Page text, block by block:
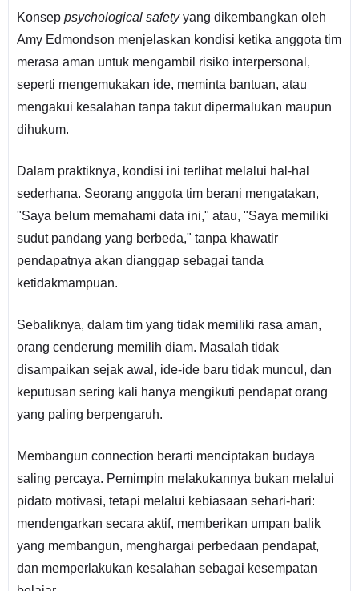
Konsep psychological safetyyang dikembangkan oleh
Amy Edmondson menjelaskan kondisi ketika anggota tim
merasa aman untuk mengambil risiko interpersonal,
seperti mengemukakan ide, meminta bantuan, atau
mengakui kesalahan tanpa takut dipermalukan maupun
dihukum.
Dalam praktiknya, kondisi ini terlihat melalui hal-hal
sederhana. Seorang anggota tim berani mengatakan,
"Saya belum memahami data ini," atau, "Saya memiliki
sudut pandang yang berbeda," tanpa khawatir
pendapatnya akan dianggap sebagai tanda
ketidakmampuan.
Sebaliknya, dalam tim yang tidak memiliki rasa aman,
orang cenderung memilih diam. Masalah tidak
disampaikan sejak awal, ide-ide baru tidak muncul, dan
keputusan sering kali hanya mengikuti pendapat orang
yang paling berpengaruh.
Membangun connection berarti menciptakan budaya
saling percaya. Pemimpin melakukannya bukan melalui
pidato motivasi, tetapi melalui kebiasaan sehari-hari:
mendengarkan secara aktif, memberikan umpan balik
yang membangun, menghargai perbedaan pendapat,
dan memperlakukan kesalahan sebagai kesempatan